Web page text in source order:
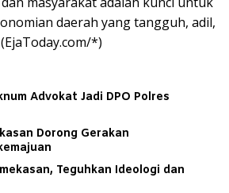
daerah yang tangguh, adil,
*)
Advokat Jadi DPO Polres
Dorong Gerakan
Teguhkan Ideologi dan